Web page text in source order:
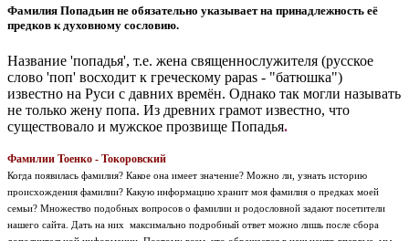
Фамилия Попадьин не обязательно указывает на принадлежность её
предков к духовному сословию.
Название 'попадья', т.е. жена священнослужителя (русское
слово 'поп' восходит к греческому papas - "батюшка")
известно на Руси с давних времён. Однако так могли называть
не только жену попа. Из древних грамот известно, что
существовало и мужское прозвище Попадья.
Фамилии Тоенко - Токоровский
Когда появилась фамилия? Какое она имеет значение? Можно ли, узнать историю
происхождения фамилии? Какую информацию хранит моя фамилия о предках моей
семьи? Множество подобных вопросов о фамилии и родословной задают посетители
нашего сайта. Дать на них максимально подробный ответ можно лишь после сбора